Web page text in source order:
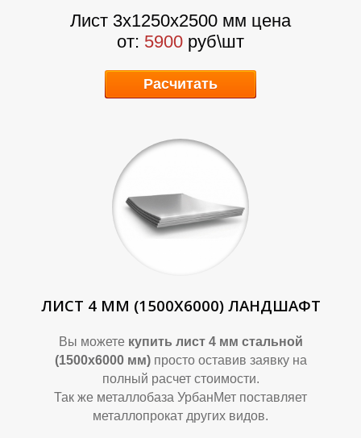
Р
Лист 3х1250х2500 мм цена
от: 5900 руб\шт
Расчитать
ЛИСТ 4 ММ (1500Х6000) ЛАНДШАФТ
Вы можете купить лист 4 мм стальной
(1500х6000 мм) просто оставив заявку на
полный расчет стоимости.
Так же металлобаза УрбанМет поставляет
металлопрокат других видов.
Р